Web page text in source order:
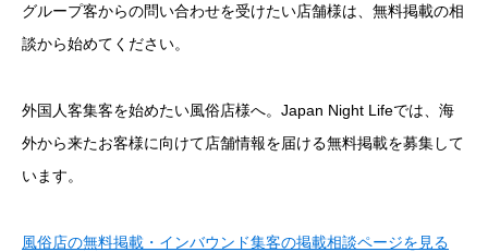
グループ客からの問い合わせを受けたい店舗様は、無料掲載の相
談から始めてください。
外国人客集客を始めたい風俗店様へ。Japan Night Lifeでは、海
外から来たお客様に向けて店舗情報を届ける無料掲載を募集して
います。
風俗店の無料掲載・インバウンド集客の掲載相談ページを見る